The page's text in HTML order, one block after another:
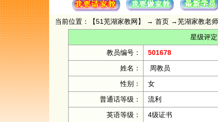
当前位置：【51芜湖家教网】 → 首页 →芜湖家教老师
星级评定
教员编号：
501678
姓名：
周教员
性别：
女
普通话等级：
流利
英语等级：
4级证书